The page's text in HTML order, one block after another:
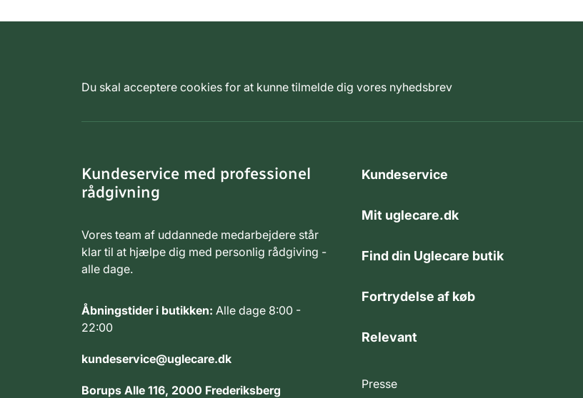
Du skal acceptere cookies for at kunne tilmelde dig vores nyhedsbrev
Kundeservice med professionel
rådgivning
Vores team af uddannede medarbejdere står
klar til at hjælpe dig med personlig rådgiving -
alle dage.
Åbningstider i butikken: Alle dage 8:00 -
22:00
kundeservice@uglecare.dk
Borups Alle 116, 2000 Frederiksberg
Kundeservice
Mit uglecare.dk
Find din Uglecare butik
Fortrydelse af køb
Relevant
Presse